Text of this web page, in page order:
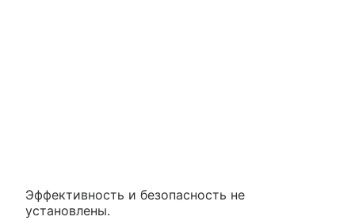
Эффективность и безопасность не
установлены.